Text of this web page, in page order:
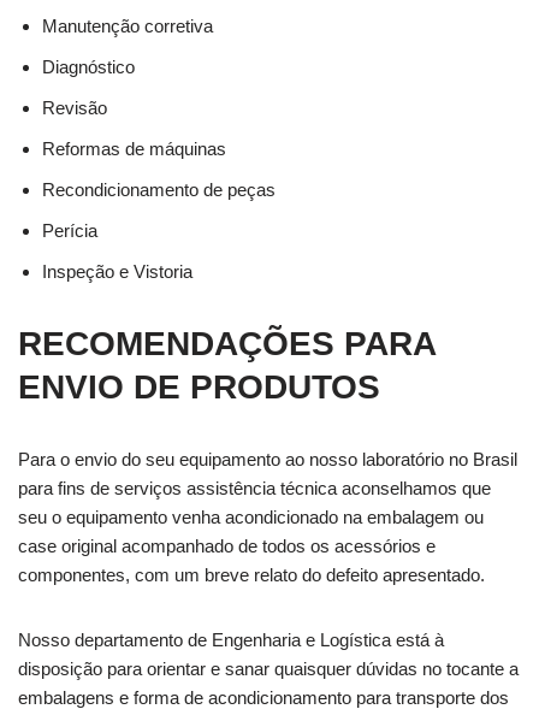
Manutenção corretiva
Diagnóstico
Revisão
Reformas de máquinas
Recondicionamento de peças
Perícia
Inspeção e Vistoria
RECOMENDAÇÕES PARA
ENVIO DE PRODUTOS
Para o envio do seu equipamento ao nosso laboratório no Brasil
para fins de serviços assistência técnica aconselhamos que
seu o equipamento venha acondicionado na embalagem ou
case original acompanhado de todos os acessórios e
componentes, com um breve relato do defeito apresentado.
Nosso departamento de Engenharia e Logística está à
disposição para orientar e sanar quaisquer dúvidas no tocante a
embalagens e forma de acondicionamento para transporte dos